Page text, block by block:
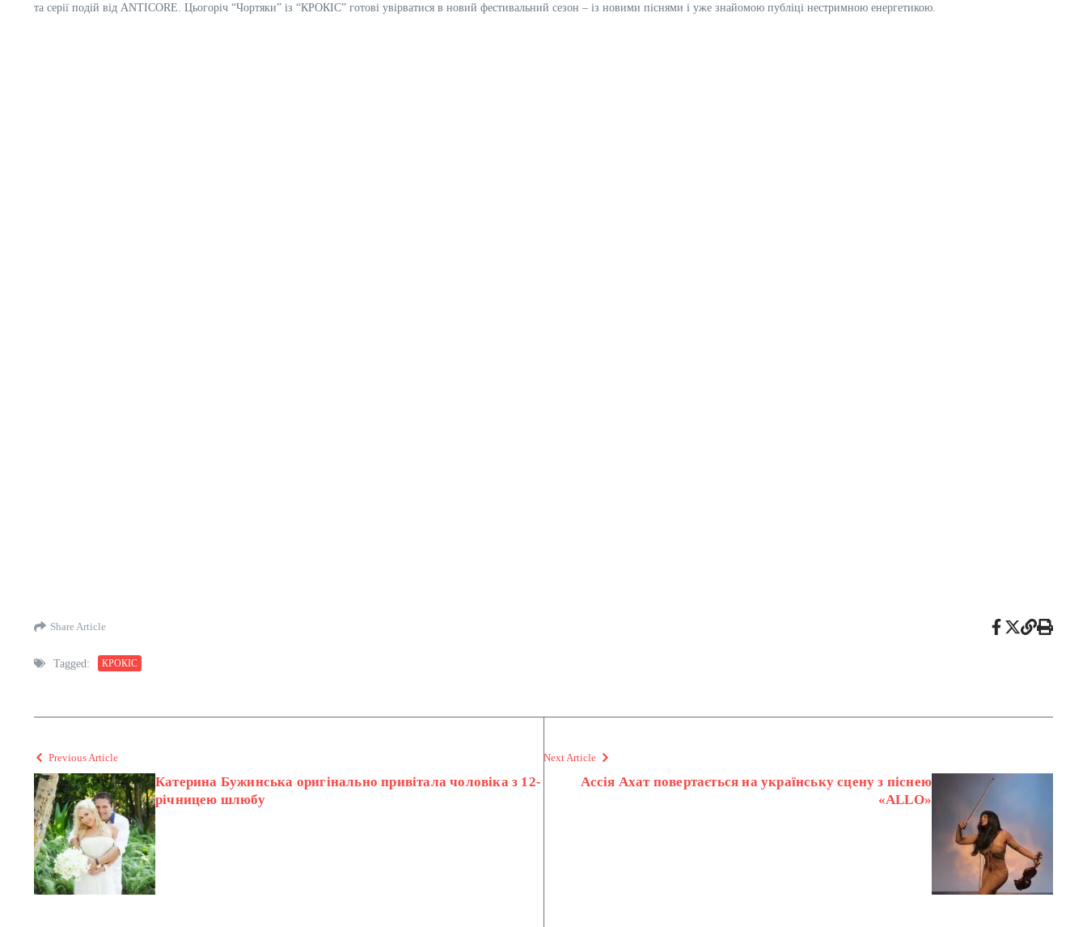
та серії подій від ANTICORE. Цьогоріч “Чортяки” із “КРОКІС” готові увірватися в новий фестивальний сезон – із новими піснями і уже знайомою публіці нестримною енергетикою.
Share Article
Tagged: КРОКІС
Previous Article
Катерина Бужинська оригінально привітала чоловіка з 12-
річницею шлюбу
Next Article
Ассія Ахат повертається на українську сцену з піснею
«ALLO»